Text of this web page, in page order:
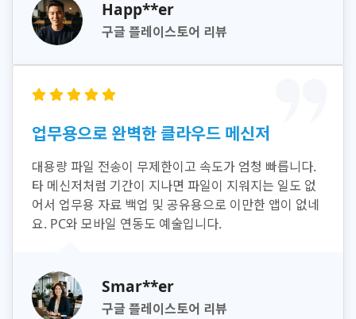
Happ**er
구글 플레이스토어 리뷰
업무용으로 완벽한 클라우드 메신저
대용량 파일 전송이 무제한이고 속도가 엄청 빠릅니다.
타 메신저처럼 기간이 지나면 파일이 지워지는 일도 없
어서 업무용 자료 백업 및 공유용으로 이만한 앱이 없네
요. PC와 모바일 연동도 예술입니다.
Smar**er
구글 플레이스토어 리뷰